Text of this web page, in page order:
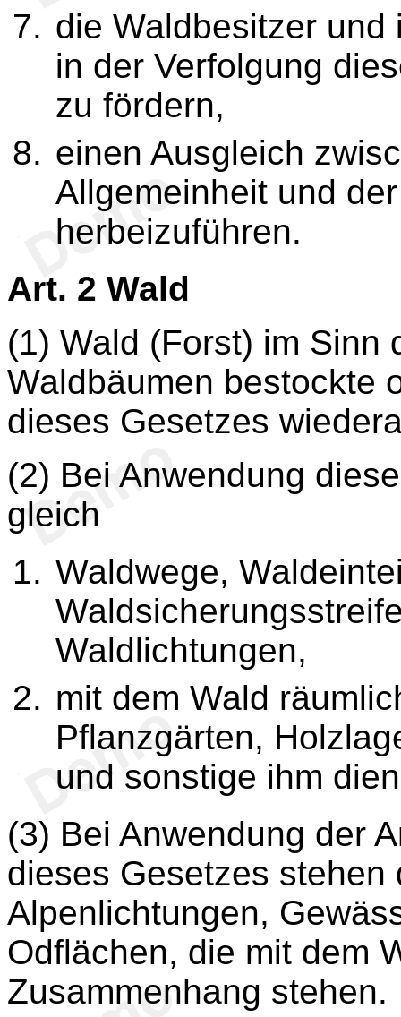
die Waldbesitzer
in der Verfolgung
zu fördern,
einen Ausgleich
Allgemeinheit und
herbeizuführen.
Art. 2 Wald
(1) Wald (Forst) im Sinn
Waldbäumen bestockte
dieses Gesetzes
(2) Bei Anwendung
gleich
Waldwege,
Waldlichtungen,
mit dem Wald
Pflanzgärten,
und sonstige ihm
(3) Bei Anwendung der
dieses Gesetzes
Alpenlichtungen,
Odflächen, die mit dem
Zusammenhang stehen.